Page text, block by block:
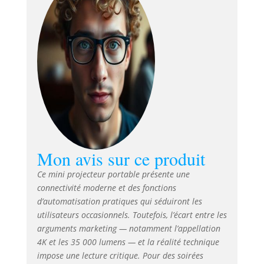
reconnaissance d'écran, il
élimine les réglages manuels.
Qu'il soit utilisé pour une
projection frontale, latérale ou
au plafond, il offre
instantanément une image
parfaitement carrée et d'une
netteté cristalline Correction
Trapézoïdale Automatique en 3
Secondes:Doté d'une fonction
de correction trapézoïdale
automatique, ce rétroprojecteur
s'adapte rapidement aux angles
de projection, garantissant une
image parfaite à chaque
utilisation. Cette fonction assure
une projection précise, que
vous soyez dans votre chambre
ou en plein air Mise au point
électronique + adaptation HD,
pour révéler chaque détail : le
Mon avis sur ce produit
Ce mini projecteur portable présente une
connectivité moderne et des fonctions
d’automatisation pratiques qui séduiront les
utilisateurs occasionnels. Toutefois, l’écart entre les
arguments marketing — notamment l’appellation
4K et les 35 000 lumens — et la réalité technique
impose une lecture critique. Pour des soirées